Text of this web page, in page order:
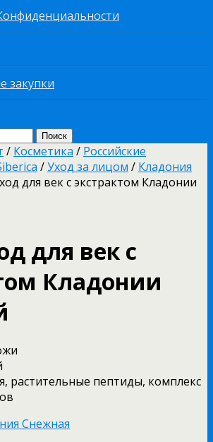
закупки
/ Косметика / Российские
/Уход за лицом / Кладония
для век с экстрактом Кладонии
для век с
Кладонии
растительные пептиды, комплекс
Снежная